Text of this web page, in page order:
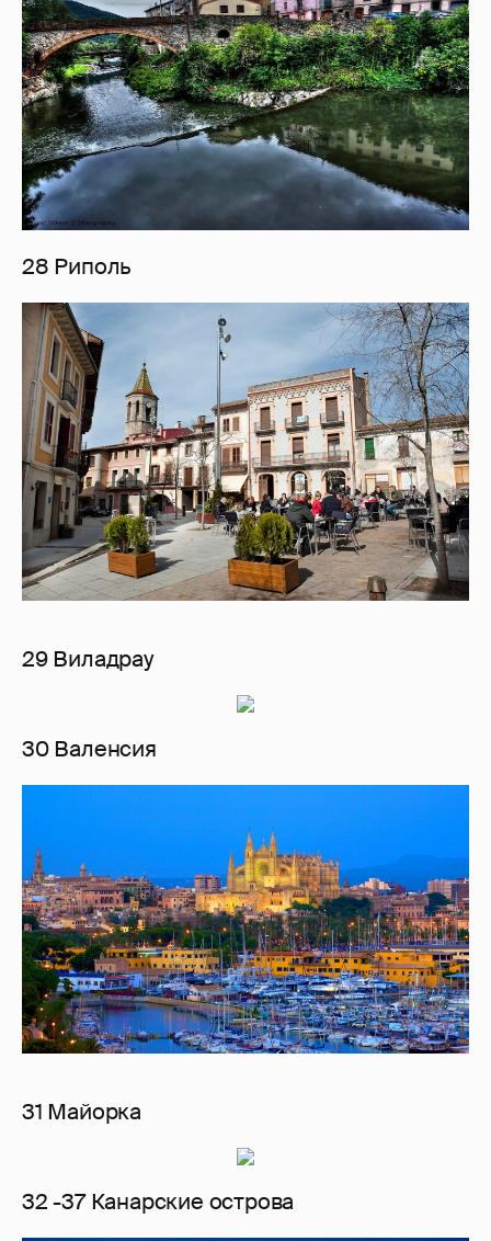
28 Риполь
29 Виладрау
30 Валенсия
31 Майорка
32 -37 Канарские острова